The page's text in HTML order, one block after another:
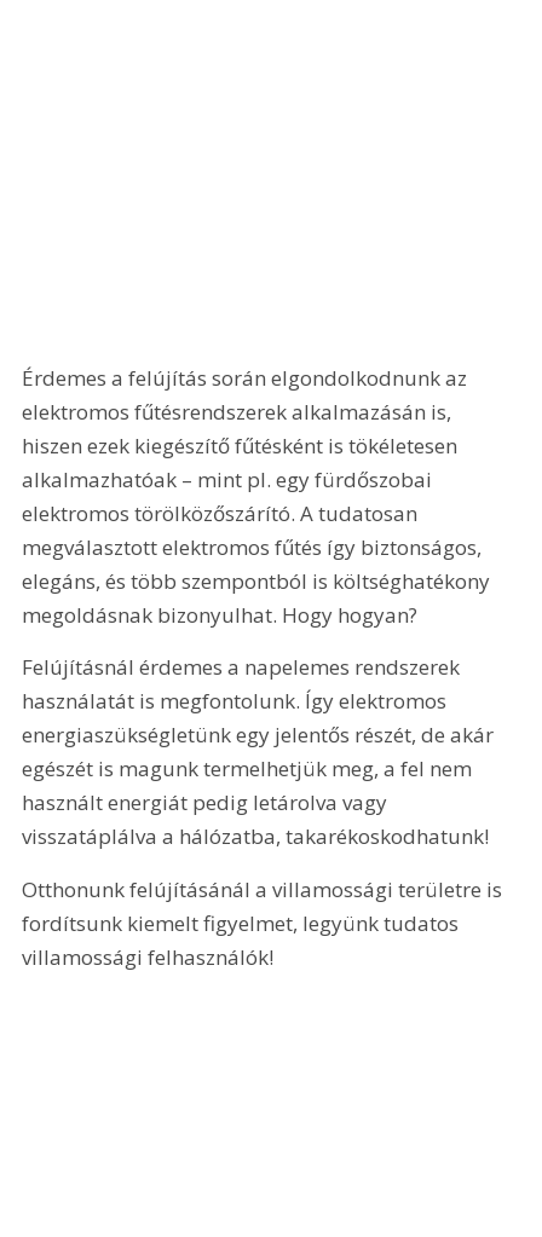
Érdemes a felújítás során elgondolkodnunk az
elektromos fűtésrendszerek alkalmazásán is,
hiszen ezek kiegészítő fűtésként is tökéletesen
alkalmazhatóak – mint pl. egy fürdőszobai
elektromos törölközőszárító. A tudatosan
megválasztott elektromos fűtés így biztonságos,
elegáns, és több szempontból is költséghatékony
megoldásnak bizonyulhat. Hogy hogyan?
Felújításnál érdemes a napelemes rendszerek
használatát is megfontolunk. Így elektromos
energiaszükségletünk egy jelentős részét, de akár
egészét is magunk termelhetjük meg, a fel nem
használt energiát pedig letárolva vagy
visszatáplálva a hálózatba, takarékoskodhatunk!
Otthonunk felújításánál a villamossági területre is
fordítsunk kiemelt figyelmet, legyünk tudatos
villamossági felhasználók!